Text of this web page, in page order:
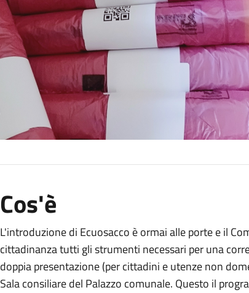
Cos'è
L'introduzione di Ecuosacco è ormai alle porte e il
cittadinanza tutti gli strumenti necessari per una
doppia presentazione (per cittadini e utenze non
Sala consiliare del Palazzo comunale. Questo il